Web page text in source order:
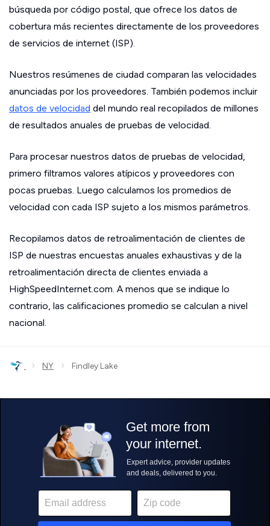
búsqueda por código postal, que ofrece los datos de
cobertura más recientes directamente de los proveedores
de servicios de internet (ISP).
Nuestros resúmenes de ciudad comparan las velocidades
anunciadas por los proveedores. También podemos incluir
datos de velocidad del mundo real recopilados de millones
de resultados anuales de pruebas de velocidad.
Para procesar nuestros datos de pruebas de velocidad,
primero filtramos valores atípicos y proveedores con
pocas pruebas. Luego calculamos los promedios de
velocidad con cada ISP sujeto a los mismos parámetros.
Recopilamos datos de retroalimentación de clientes de
ISP de nuestras encuestas anuales exhaustivas y de la
retroalimentación directa de clientes enviada a
HighSpeedInternet.com. A menos que se indique lo
contrario, las calificaciones promedio se calculan a nivel
nacional.
› NY › Findley Lake